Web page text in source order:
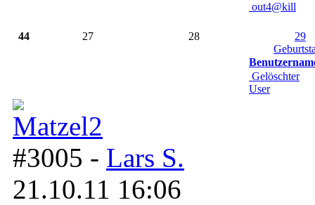
out4@kill
44 27 28
29
Gelöschter
User
#3005 - Lars S.
21.10.11 16:06